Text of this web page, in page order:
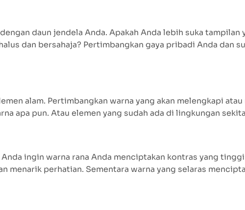
daun jendela Anda. Apakah Anda lebih suka tampilan
dan bersahaja? Pertimbangkan gaya pribadi Anda dan
alam. Pertimbangkan warna yang akan melengkapi
apa pun. Atau elemen yang sudah ada di lingkungan
ingin warna rana Anda menciptakan kontras yang
menarik perhatian. Sementara warna yang selaras